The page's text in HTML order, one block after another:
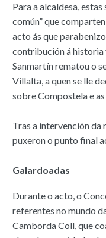
Para a alcaldesa,
común” que
acto ás que
contribución á
Sanmartín rematou o
Villalta, a quen se lle
sobre Compostela e as
Tras a intervención da
puxeron o punto final
Galardoadas
Durante o acto, o
referentes no mundo
Camborda Coll, que